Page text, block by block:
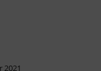
2021